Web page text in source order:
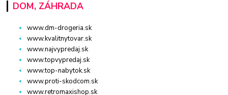
DOM, ZÁHRADA
www.dm-drogeria.sk
www.kvalitnytovar.sk
www.najvypredaj.sk
www.topvypredaj.sk
www.top-nabytok.sk
www.proti-skodcom.sk
www.retromaxishop.sk